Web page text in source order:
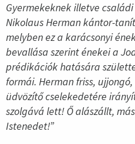
Gyermekeknek illetve
Nikolaus Herman kántor-
melyben ez a karácsonyi
bevallása szerint énekei a
prédikációk hatására
formái. Herman friss,
üdvözítő cselekedetére
szolgává lett! Ő alászállt,
Istenedet!”